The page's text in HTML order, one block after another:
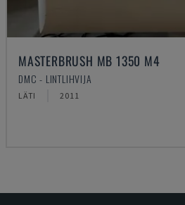
MASTERBRUSH MB 1350 M4
DMC - LINTLIHVIJA
LÄTI 2011